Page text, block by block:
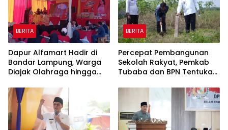
BERITA
Dapur Alfamart Hadir di
Bandar Lampung, Warga
Diajak Olahraga hingga
BERITA
Percepat Pembangunan
Sekolah Rakyat, Pemkab
Tubaba dan BPN Tentukan